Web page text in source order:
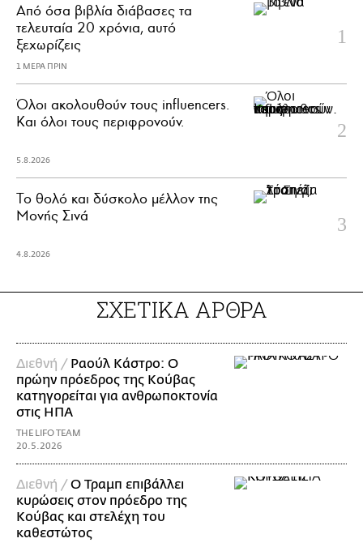
Από όσα βιβλία διάβασες τα
τελευταία 20 χρόνια, αυτό
ξεχωρίζεις
1 ΜΕΡΑ ΠΡΙΝ
Όλοι ακολουθούν τους influencers.
Και όλοι τους περιφρονούν.
5.8.2026
Το θολό και δύσκολο μέλλον της
Μονής Σινά
4.8.2026
ΣΧΕΤΙΚΑ ΑΡΘΡΑ
Διεθνή / Ραούλ Κάστρο: Ο
πρώην πρόεδρος της Κούβας
κατηγορείται για ανθρωποκτονία
στις ΗΠΑ
THE LIFO TEAM
20.5.2026
Διεθνή /Ο Τραμπ επιβάλλει
κυρώσεις στον πρόεδρο της
Κούβας και στελέχη του
καθεστώτος